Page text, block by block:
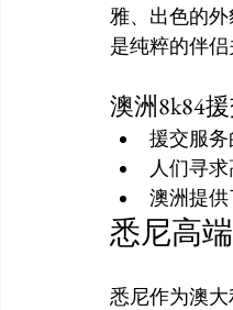
雅、出色的
澳洲8k84
援交服
人们寻
澳洲提
悉尼高
悉尼作为澳